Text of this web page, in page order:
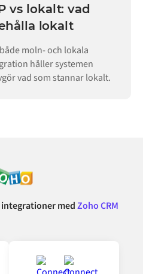
vs lokalt: vad
lokalt
moln- och lokala
håller systemen
vad som stannar lokalt.
medZoho CRM